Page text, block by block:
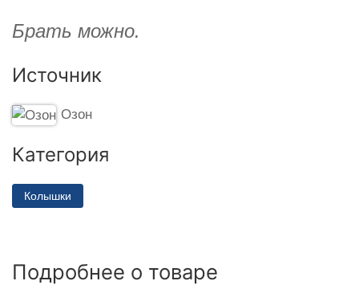
Брать можно.
Источник
Озон
Категория
Колышки
Подробнее о товаре